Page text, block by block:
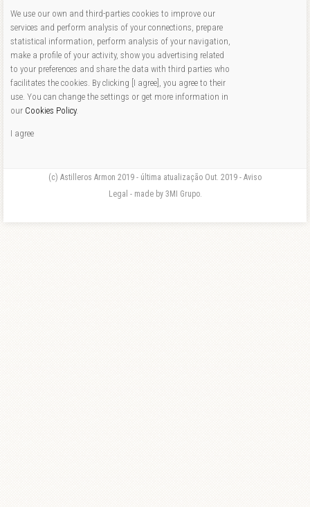
We use our own and third-parties cookies to improve our
services and perform analysis of your connections, prepare
statistical information, perform analysis of your navigation,
make a profile of your activity, show you advertising related
to your preferences and share the data with third parties who
facilitates the cookies. By clicking [I agree], you agree to their
use. You can change the settings or get more information in
our Cookies Policy.
I agree
(c) Astilleros Armon 2019 - última atualização Out. 2019 - Aviso
Legal - made by 3MI Grupo.